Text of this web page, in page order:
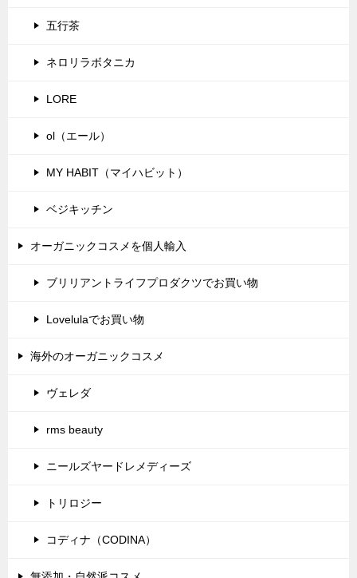
五行茶
ネロリラボタニカ
LORE
ol（エール）
MY HABIT（マイハビット）
ベジキッチン
オーガニックコスメを個人輸入
ブリリアントライフプロダクツでお買い物
Lovelulaでお買い物
海外のオーガニックコスメ
ヴェレダ
rms beauty
ニールズヤードレメディーズ
トリロジー
コディナ（CODINA）